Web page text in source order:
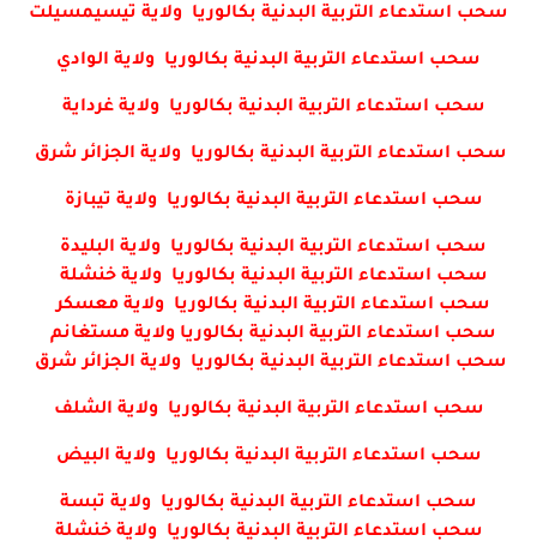
سحب استدعاء التربية البدنية بكالوريا ولاية تيسيمسيلت
سحب استدعاء التربية البدنية بكالوريا ولاية الوادي
سحب استدعاء التربية البدنية بكالوريا ولاية غرداية
سحب استدعاء التربية البدنية بكالوريا ولاية الجزائر شرق
سحب استدعاء التربية البدنية بكالوريا ولاية تيبازة
سحب استدعاء التربية البدنية بكالوريا ولاية البليدة
سحب استدعاء التربية البدنية بكالوريا ولاية خنشلة
سحب استدعاء التربية البدنية بكالوريا ولاية معسكر
سحب استدعاء التربية البدنية بكالوريا ولاية مستغانم
سحب استدعاء التربية البدنية بكالوريا ولاية الجزائر شرق
سحب استدعاء التربية البدنية بكالوريا ولاية الشلف
سحب استدعاء التربية البدنية بكالوريا ولاية البيض
سحب استدعاء التربية البدنية بكالوريا ولاية تبسة
سحب استدعاء التربية البدنية بكالوريا ولاية خنشلة